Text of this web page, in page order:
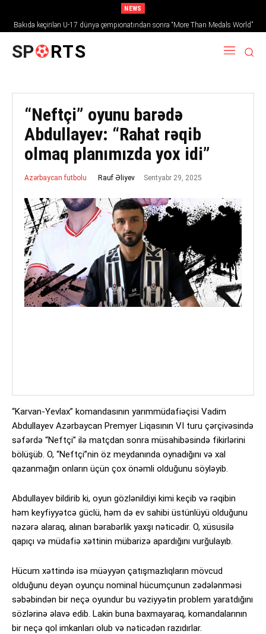
NEWS
Bakıda keçirilən U-17 dünya çempionatından sonra “More Than Medals World”
layihəsinə start verildi
SP RTS
“Neftçi” oyunu barədə
Abdullayev: “Rahat rəqib
olmaq planımızda yox idi”
Azərbaycan futbolu Rauf Əliyev Sentyabr 29, 2025
“Karvan-Yevlax” komandasının yarımmüdafiəçisi Vadim
Abdullayev Azərbaycan Premyer Liqasının VI turu çərçivəsində
səfərdə “Neftçi” ilə matçdan sonra müsahibəsində fikirlərini
bölüşüb. O, “Neftçi”nin öz meydanında oynadığını və xal
qazanmağın onların üçün çox önəmli olduğunu söyləyib.
Abdullayev bildirib ki, oyun gözlənildiyi kimi keçib və rəqibin
həm keyfiyyətcə güclü, həm də ev sahibi üstünlüyü olduğunu
nəzərə alaraq, alınan bərabərlik yaxşı nəticədir. O, xüsusilə
qapıçı və müdafiə xəttinin mübarizə apardığını vurğulayıb.
Hücum xəttində isə müəyyən çatışmazlıqların mövcud
olduğunu deyən oyunçu nominal hücumçunun zədələnməsi
səbəbindən bir neçə oyundur bu vəziyyətin problem yaratdığını
sözlərinə əlavə edib. Lakin buna baxmayaraq, komandalarının
bir neçə qol imkanları olub və nəticədən razıdırlar.